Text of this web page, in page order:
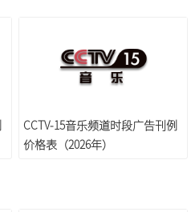
CCTV-15音乐频道时段广告刊例
价格表（2026年）